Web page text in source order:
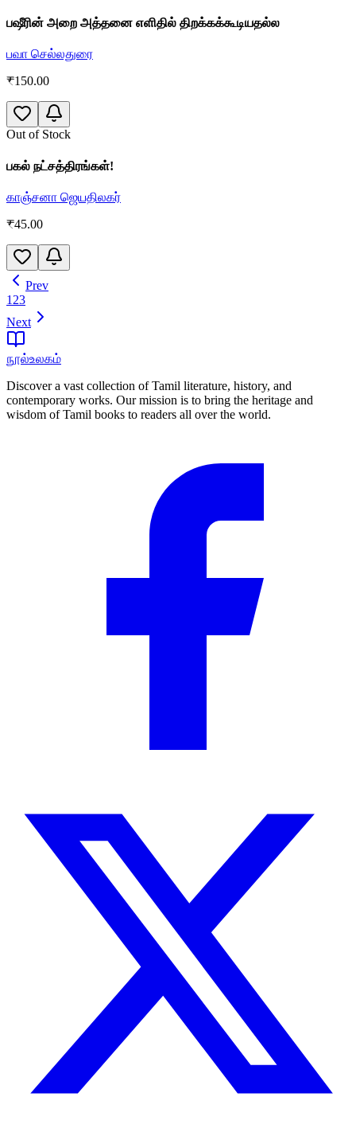
பஷீரின் அறை அத்தனை எளிதில் திறக்கக்கூடியதல்ல
பவா செல்லதுரை
₹150.00
Out of Stock
பகல் நட்சத்திரங்கள்!
காஞ்சனா ஜெயதிலகர்
₹45.00
Prev
1 23
Next
நூல்உலகம்
Discover a vast collection of Tamil literature, history, and
contemporary works. Our mission is to bring the heritage and
wisdom of Tamil books to readers all over the world.